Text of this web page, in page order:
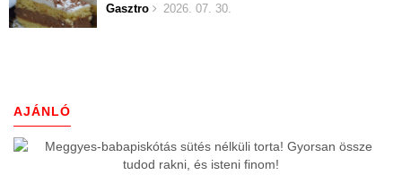
Gasztro 2026. 07. 30.
AJÁNLÓ